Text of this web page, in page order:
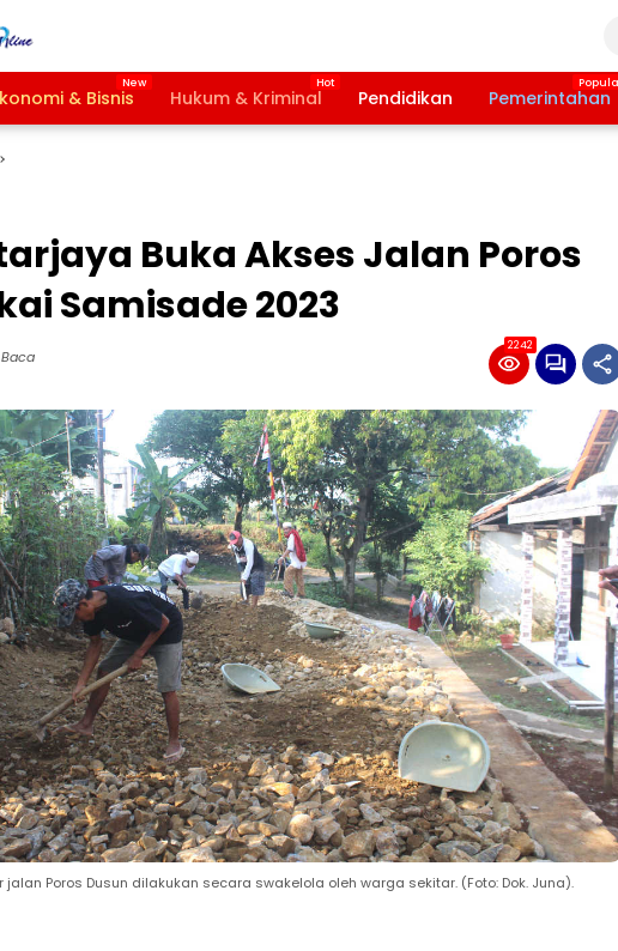
& Bisnis Hukum & Kriminal Pendidikan Pemerintahan
Buka Akses Jalan Poros
Samisade 2023
2242
Poros Dusun dilakukan secara swakelola oleh warga sekitar. (Foto: Dok. Juna).